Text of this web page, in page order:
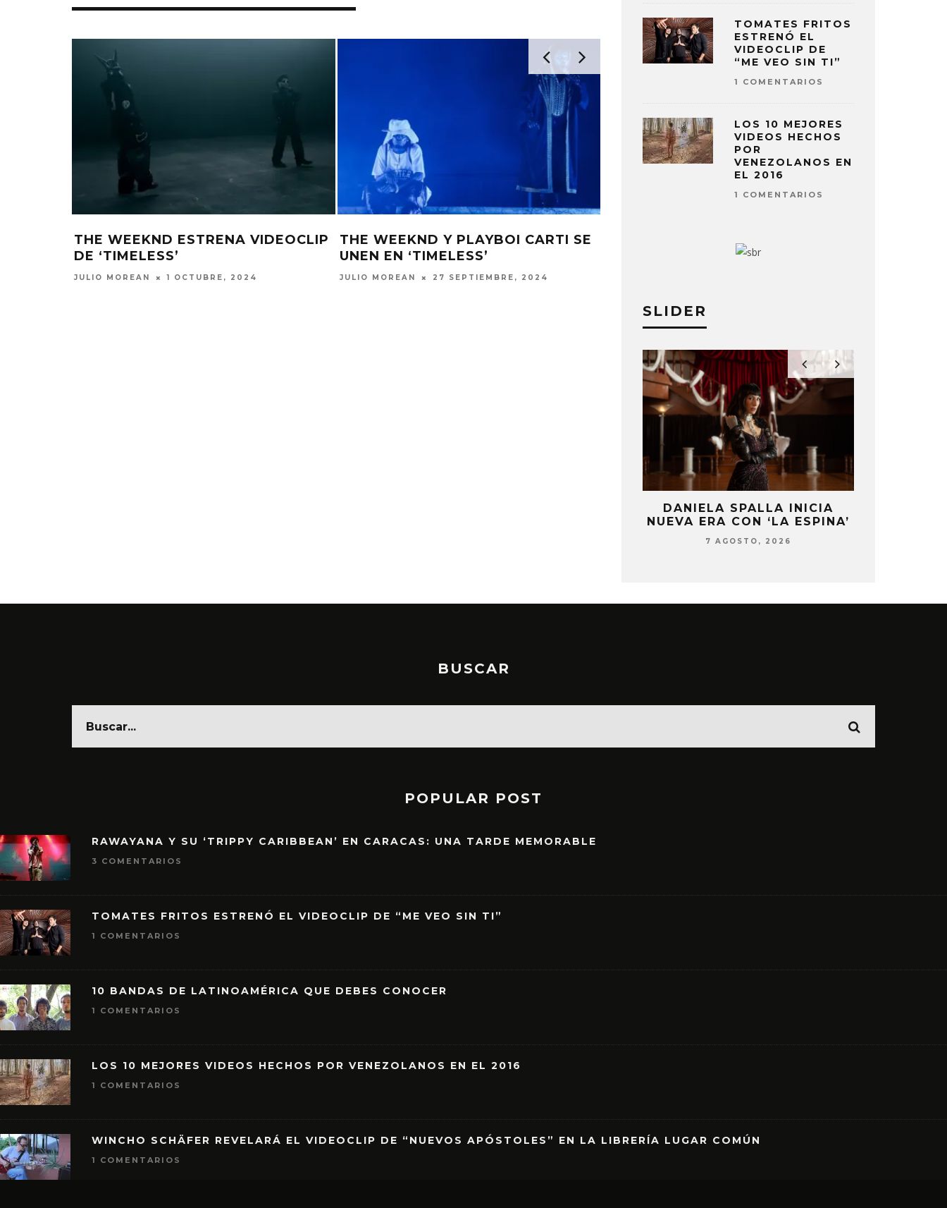
THE WEEKND ESTRENA VIDEOCLIP
DE ‘TIMELESS’
JULIO MOREAN 1 OCTUBRE, 2024
THE WEEKND Y PLAYBOI CARTI SE
UNEN EN ‘TIMELESS’
JULIO MOREAN 27 SEPTIEMBRE, 2024
THE WEEKND REVELA ‘DANCING IN
TOMATES FRITOS
ESTRENÓ EL
VIDEOCLIP DE
“ME VEO SIN TI”
1 COMENTARIOS
LOS 10 MEJORES
VIDEOS HECHOS
POR
VENEZOLANOS EN
EL 2016
1 COMENTARIOS
SLIDER
DANIELA SPALLA INICIA
NUEVA ERA CON ‘LA ESPINA’
7 AGOSTO, 2026
BUSCAR
POPULAR POST
RAWAYANA Y SU ‘TRIPPY CARIBBEAN’ EN CARACAS: UNA TARDE MEMORABLE
3 COMENTARIOS
TOMATES FRITOS ESTRENÓ EL VIDEOCLIP DE “ME VEO SIN TI”
1 COMENTARIOS
10 BANDAS DE LATINOAMÉRICA QUE DEBES CONOCER
1 COMENTARIOS
LOS 10 MEJORES VIDEOS HECHOS POR VENEZOLANOS EN EL 2016
1 COMENTARIOS
WINCHO SCHÄFER REVELARÁ EL VIDEOCLIP DE “NUEVOS APÓSTOLES” EN LA LIBRERÍA LUGAR COMÚN
1 COMENTARIOS